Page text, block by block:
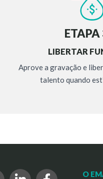
ETAPA
LIBERTAR
Aprove a gravação e
talento quando
O